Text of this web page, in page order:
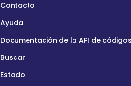
Contacto
Ayuda
Documentación de la API de
Buscar
Estado